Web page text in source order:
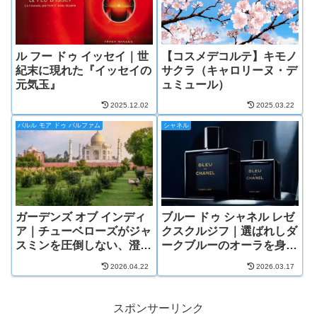
ル フー ドゥ イッセイ｜世
紀末に現れた『イッセイの
元気玉』
2025.12.02
【コスメデコルテ】キモノ
サクラ（キャロリーヌ・デ
ュミュール）
2025.03.22
パルル モア ドゥ パルファム
ガーデンズ オブ インディ
ア｜チューベローズがジャ
スミンを圧倒しない、澄み
2026.04.22
シャネル
ブルー ドゥ シャネル レゼ
クスクルジフ｜選ばれしダ
ークブルーのオーラを身に
2026.03.17
スポンサーリンク